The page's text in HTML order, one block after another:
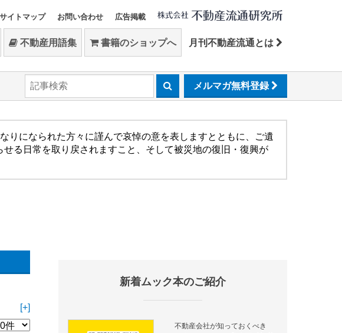
サイトマップ お問い合わせ 広告掲載
不動産用語集 書籍のショップへ 月刊不動産流通とは
メルマガ無料登録
りになられた方々に謹んで哀悼の意を表しますとともに、ご遺
る日常を取り戻されますこと、そして被災地の復旧・復興が
物流施設
[+]
新着ムック本のご紹介
不動産会社が知っておくべき